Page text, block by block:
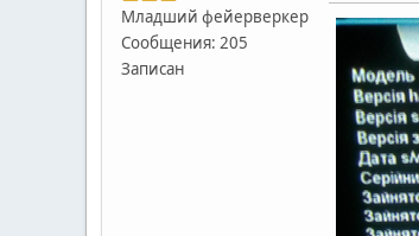
Младший фейерверкер
Сообщения: 205
Записан